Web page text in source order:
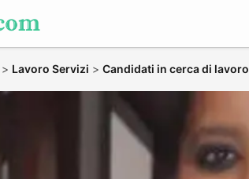
> Lavoro Servizi > Candidati in cerca di lavoro